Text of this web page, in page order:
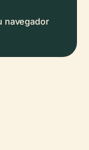
navegador